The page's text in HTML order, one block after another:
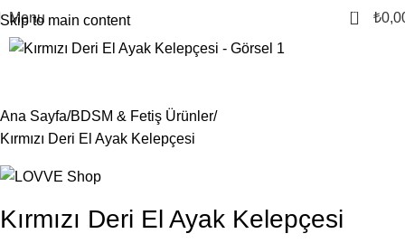
Skip to main content
Menu 0 ₺
Ana Sayfa BDSM & Fetiş Ürünler
Kırmızı Deri El Ayak Kelepçesi
Kırmızı Deri El Ayak Kelepçesi